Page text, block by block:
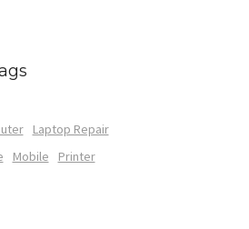
Laptop Repair
Mobile
Printer